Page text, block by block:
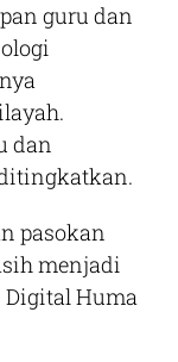
guru dan
dan
pasokan
menjadi
Huma